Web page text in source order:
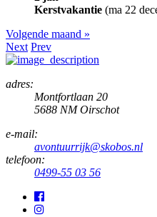
Kerstvakantie (ma 22
Volgende maand »
Next Prev
adres:
Montfortlaan 20
5688 NM Oirschot
e-mail:
avontuurrijk@skobos.nl
telefoon:
0499-55 03 56